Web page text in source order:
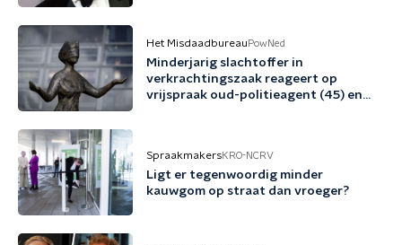
Het Misdaadbureau PowNed
Minderjarig slachtoffer in
verkrachtingszaak reageert op
vrijspraak oud-politieagent (45) en
SpraakmakersKRO-NCRV
Ligt er tegenwoordig minder
kauwgom op straat dan vroeger?